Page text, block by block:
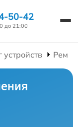
50-42
до 21:00
устройств